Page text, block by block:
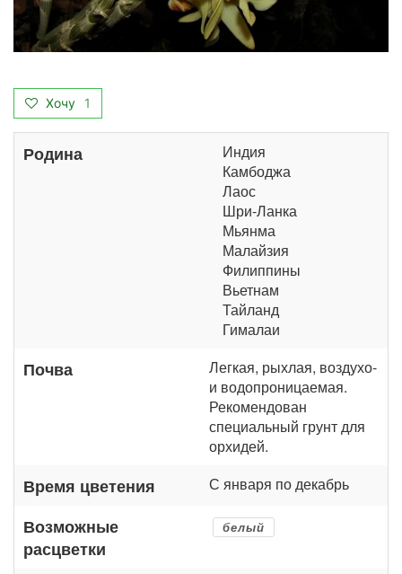
Хочу 1
Родина
Индия
Камбоджа
Лаос
Шри-Ланка
Мьянма
Малайзия
Филиппины
Вьетнам
Тайланд
Гималаи
Почва
Легкая, рыхлая, воздухо-
и водопроницаемая.
Рекомендован
специальный грунт для
орхидей.
Время цветения С января по декабрь
Возможные
расцветки
белый